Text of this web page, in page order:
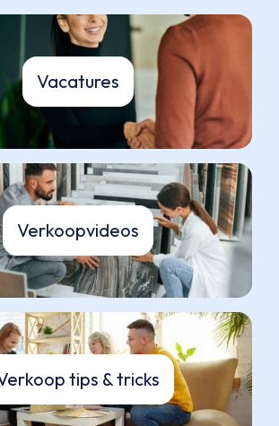
Vacatures
Verkoopvideos
tips & tricks